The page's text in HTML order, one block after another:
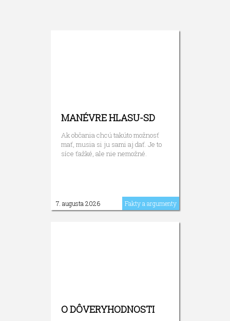
MANÉVRE HLASU-SD
Ak občania chcú takúto možnosť
mať, musia si ju sami aj dať. Je to
síce ťažké, ale nie nemožné.
7. augusta 2026 Fakty a argumenty
O DÔVERYHODNOSTI